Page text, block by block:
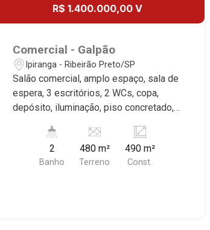
R$ 1.400.000,00 V
Comercial - Galpão
Ipiranga - Ribeirão Preto/SP
Salão comercial, amplo espaço, sala de
espera, 3 escritórios, 2 WCs, copa,
depósito, iluminação, piso concretado,
próximo a Rua General Câmara.
2
Banho
480 m²
Terreno
490 m²
Const.